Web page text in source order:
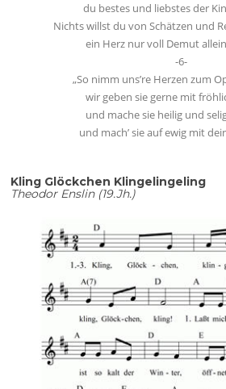
du bestes und liebstes der
Nichts willst du von Schätzen und
ein Herz nur voll Demut
-6-
„So nimm uns’re Herzen zum
wir geben sie gerne mit
und mache sie heilig und
und mach’ sie auf ewig mit
Kling Glöckchen Klingelingeling
Theodor Enslin (19.Jh.)